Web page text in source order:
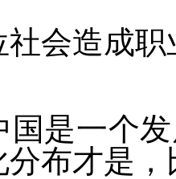
会造成
国是一个
布才是